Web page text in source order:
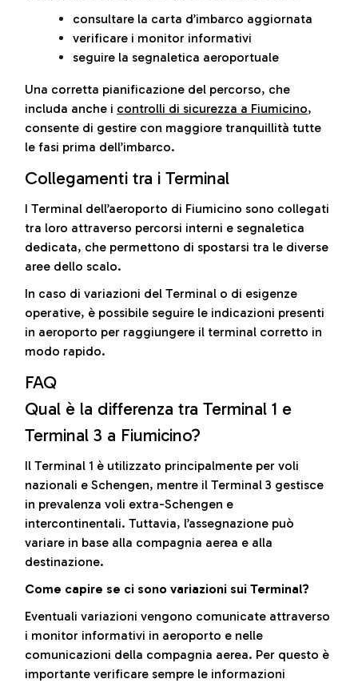
consultare la carta d’imbarco aggiornata
verificare i monitor informativi
seguire la segnaletica aeroportuale
Una corretta pianificazione del percorso, che
includa anche i controlli di sicurezza a Fiumicino,
consente di gestire con maggiore tranquillità tutte
le fasi prima dell’imbarco.
Collegamenti tra i Terminal
I Terminal dell’aeroporto di Fiumicino sono collegati
tra loro attraverso percorsi interni e segnaletica
dedicata, che permettono di spostarsi tra le diverse
aree dello scalo.
In caso di variazioni del Terminal o di esigenze
operative, è possibile seguire le indicazioni presenti
in aeroporto per raggiungere il terminal corretto in
modo rapido.
FAQ
Qual è la differenza tra Terminal 1 e
Terminal 3 a Fiumicino?
Il Terminal 1 è utilizzato principalmente per voli
nazionali e Schengen, mentre il Terminal 3 gestisce
in prevalenza voli extra-Schengen e
intercontinentali. Tuttavia, l’assegnazione può
variare in base alla compagnia aerea e alla
destinazione.
Come capire se ci sono variazioni sui Terminal?
Eventuali variazioni vengono comunicate attraverso
i monitor informativi in aeroporto e nelle
comunicazioni della compagnia aerea. Per questo è
importante verificare sempre le informazioni